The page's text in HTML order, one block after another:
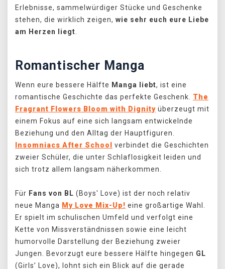
Erlebnisse, sammelwürdiger Stücke und Geschenke
stehen, die wirklich zeigen, wie sehr euch eure Liebe
am Herzen liegt
Romantischer Manga
Wenn eure bessere Hälfte Manga liebt, ist eine
romantische Geschichte das perfekte Geschenk. The
Fragrant Flowers Bloom with Dignity überzeugt mit
einem Fokus auf eine sich langsam entwickelnde
Beziehung und den Alltag der Hauptfiguren.
Insomniacs After School
verbindet die Geschichten
zweier Schüler, die unter Schlaflosigkeit leiden und
sich trotz allem langsam näherkommen.
Für Fans von BL (Boys' Love) ist der noch relativ
neue Manga My Love Mix-Up! eine großartige Wahl.
Er spielt im schulischen Umfeld und verfolgt eine
Kette von Missverständnissen sowie eine leicht
humorvolle Darstellung der Beziehung zweier
Jungen. Bevorzugt eure bessere Hälfte hingegen GL
(Girls’ Love), lohnt sich ein Blick auf die gerade